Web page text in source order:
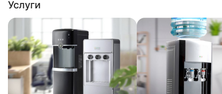
Услуги